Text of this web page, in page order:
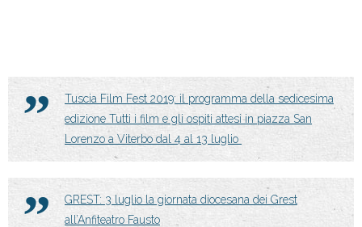
Tuscia Film Fest 2019: il programma della sedicesima
edizione Tutti i film e gli ospiti attesi in piazza San
Lorenzo a Viterbo dal 4 al 13 luglio
GREST: 3 luglio la giornata diocesana dei Grest
all’Anfiteatro Fausto